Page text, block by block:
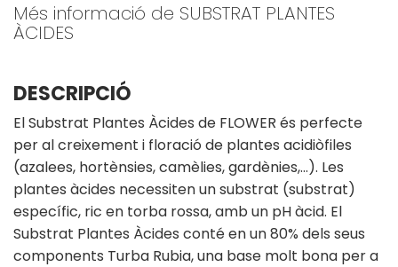
Més informació de SUBSTRAT PLANTES
ÀCIDES
DESCRIPCIÓ
El Substrat Plantes Àcides de FLOWER és perfecte
per al creixement i floració de plantes acidiòfiles
(azalees, hortènsies, camèlies, gardènies,…). Les
plantes àcides necessiten un substrat (substrat)
específic, ric en torba rossa, amb un pH àcid. El
Substrat Plantes Àcides conté en un 80% dels seus
components Turba Rubia, una base molt bona per a